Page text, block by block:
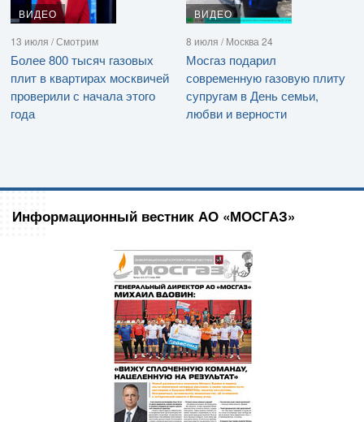
ВИДЕО
13 июля / Смотрим
Более 800 тысяч газовых
плит в квартирах москвичей
проверили с начала этого
года
ВИДЕО
8 июля / Москва 24
Мосгаз подарил
современную газовую плиту
супругам в День семьи,
любви и верности
Информационный вестник АО «МОСГАЗ»